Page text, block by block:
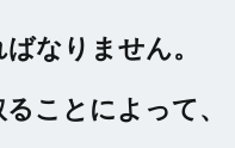
なりません。
ことによって、